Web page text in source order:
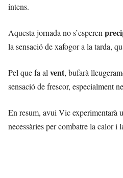
intens.
Aquesta jornada no s’esperen
la sensació de xafogor a la tarda,
Pel que fa al vent, bufarà
sensació de frescor, especialment
En resum, avui Vic experimentarà
necessàries per combatre la calor i